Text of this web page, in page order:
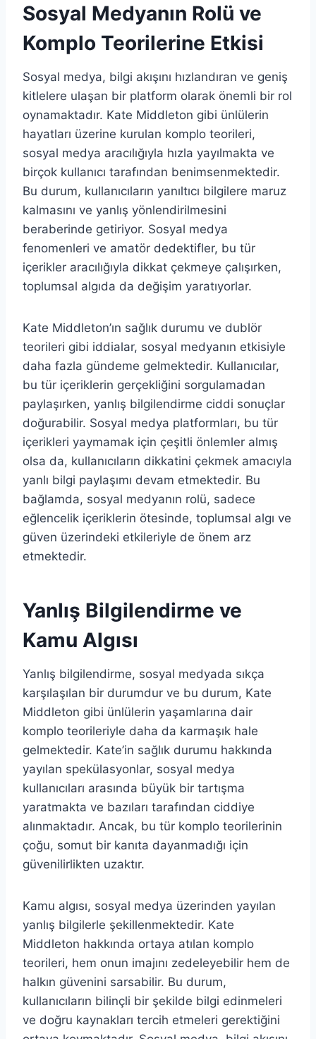
Sosyal Medyanın Rolü ve
Komplo Teorilerine Etkisi
Sosyal medya, bilgi akışını hızlandıran ve geniş
kitlelere ulaşan bir platform olarak önemli bir rol
oynamaktadır. Kate Middleton gibi ünlülerin
hayatları üzerine kurulan komplo teorileri,
sosyal medya aracılığıyla hızla yayılmakta ve
birçok kullanıcı tarafından benimsenmektedir.
Bu durum, kullanıcıların yanıltıcı bilgilere maruz
kalmasını ve yanlış yönlendirilmesini
beraberinde getiriyor. Sosyal medya
fenomenleri ve amatör dedektifler, bu tür
içerikler aracılığıyla dikkat çekmeye çalışırken,
toplumsal algıda da değişim yaratıyorlar.
Kate Middleton’ın sağlık durumu ve dublör
teorileri gibi iddialar, sosyal medyanın etkisiyle
daha fazla gündeme gelmektedir. Kullanıcılar,
bu tür içeriklerin gerçekliğini sorgulamadan
paylaşırken, yanlış bilgilendirme ciddi sonuçlar
doğurabilir. Sosyal medya platformları, bu tür
içerikleri yaymamak için çeşitli önlemler almış
olsa da, kullanıcıların dikkatini çekmek amacıyla
yanlı bilgi paylaşımı devam etmektedir. Bu
bağlamda, sosyal medyanın rolü, sadece
eğlencelik içeriklerin ötesinde, toplumsal algı ve
güven üzerindeki etkileriyle de önem arz
etmektedir.
Yanlış Bilgilendirme ve
Kamu Algısı
Yanlış bilgilendirme, sosyal medyada sıkça
karşılaşılan bir durumdur ve bu durum, Kate
Middleton gibi ünlülerin yaşamlarına dair
komplo teorileriyle daha da karmaşık hale
gelmektedir. Kate’in sağlık durumu hakkında
yayılan spekülasyonlar, sosyal medya
kullanıcıları arasında büyük bir tartışma
yaratmakta ve bazıları tarafından ciddiye
alınmaktadır. Ancak, bu tür komplo teorilerinin
çoğu, somut bir kanıta dayanmadığı için
güvenilirlikten uzaktır.
Kamu algısı, sosyal medya üzerinden yayılan
yanlış bilgilerle şekillenmektedir. Kate
Middleton hakkında ortaya atılan komplo
teorileri, hem onun imajını zedeleyebilir hem de
halkın güvenini sarsabilir. Bu durum,
kullanıcıların bilinçli bir şekilde bilgi edinmeleri
ve doğru kaynakları tercih etmeleri gerektiğini